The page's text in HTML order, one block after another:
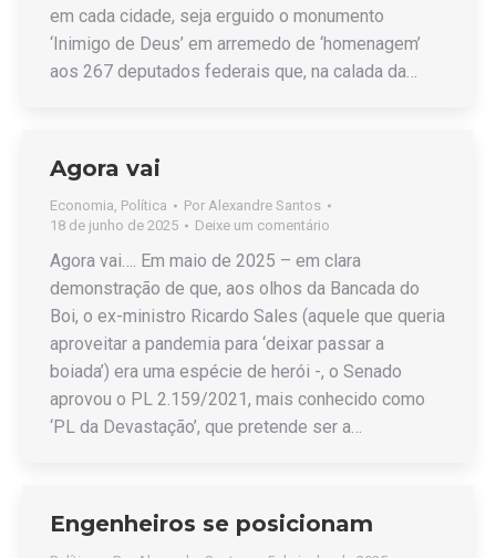
em cada cidade, seja erguido o monumento
‘Inimigo de Deus’ em arremedo de ‘homenagem’
aos 267 deputados federais que, na calada da…
Agora vai
Economia, Política Por Alexandre Santos
18 de junho de 2025
Deixe um comentário
Agora vai…. Em maio de 2025 – em clara
demonstração de que, aos olhos da Bancada do
Boi, o ex-ministro Ricardo Sales (aquele que queria
aproveitar a pandemia para ‘deixar passar a
boiada’) era uma espécie de herói -, o Senado
aprovou o PL 2.159/2021, mais conhecido como
‘PL da Devastação’, que pretende ser a…
Engenheiros se posicionam